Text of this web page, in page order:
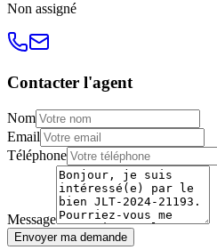
Non assigné
Contacter l'agent
Nom
Email
Téléphone
Message
Envoyer ma demande